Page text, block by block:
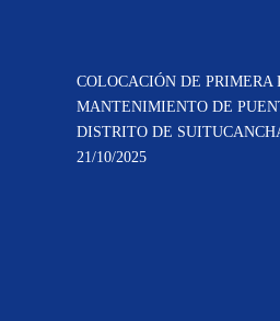
COLOCACIÓN DE PRIMERA
MANTENIMIENTO DE
DISTRITO DE
21/10/2025